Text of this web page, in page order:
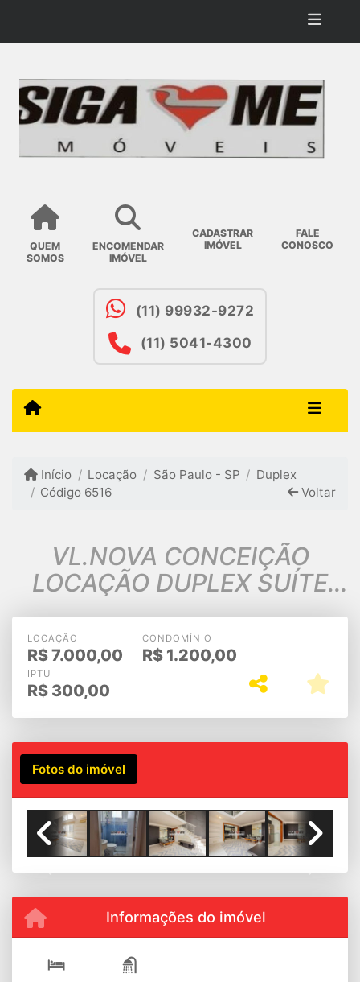
QUEM
SOMOS
ENCOMENDAR
IMÓVEL
CADASTRAR
IMÓVEL
FALE
CONOSCO
(11) 99932-9272
(11) 5041-4300
Início Locação São Paulo - SP
Duplex
Código 6516
Voltar
VL.NOVA CONCEIÇÃO
LOCAÇÃO DUPLEX SUÍTE
VARANDA 2VGS FIXAS
77m2 $7.000,00
LOCAÇÃO
R$7.000,00
CONDOMÍNIO
R$ 1.200,00
IPTU
R$ 300,00
Fotos do imóvel
Informações do imóvel